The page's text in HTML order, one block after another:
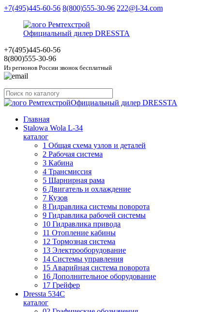
+7(495)445-60-56 8(800)555-30-96 222@l-34.com
Официальный дилер DRESSTA
+7(495)445-60-56
8(800)555-30-96
Из регионов России звонок бесплатный
Официальный дилер DRESSTA
Главная
Stalowa Wola L-34
каталог
1 Общая схема узлов и деталей
2 Рабочая система
3 Кабина
4 Трансмиссия
5 Шарнирная рама
6 Двигатель и охлаждение
7 Кузов
8 Гидравлика системы поворота
9 Гидравлика рабочей системы
10 Гидравлика привода
11 Отопление кабины
12 Тормозная система
13 Электрооборудование
14 Системы управления
15 Аварийная система поворота
16 Дополнительное оборудование
17 Грейфер
Dressta 534C
каталог